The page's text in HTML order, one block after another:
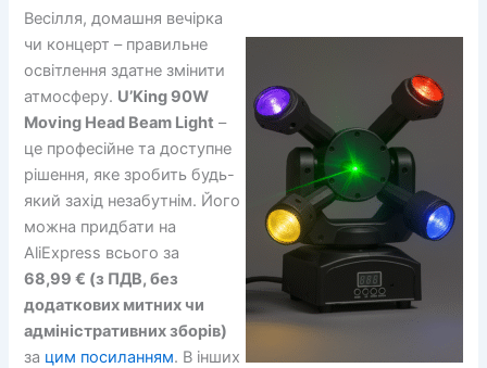
Весілля, домашня вечірка
чи концерт – правильне
освітлення здатне змінити
атмосферу. U’King 90W
Moving Head Beam Light –
це професійне та доступне
рішення, яке зробить будь-
який захід незабутнім. Його
можна придбати на
AliExpress всього за
68,99 € (з ПДВ, без
додаткових митних чи
адміністративних зборів)
за цим посиланням. В інших